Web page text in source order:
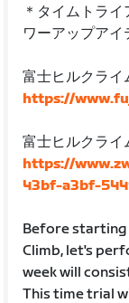
＊タイムトラ
ワーアップアイ
富士ヒルクライ
https://
富士ヒルクラ
https://
43bf-a3bf-
Before starting
Climb, let's
week will
This time trial